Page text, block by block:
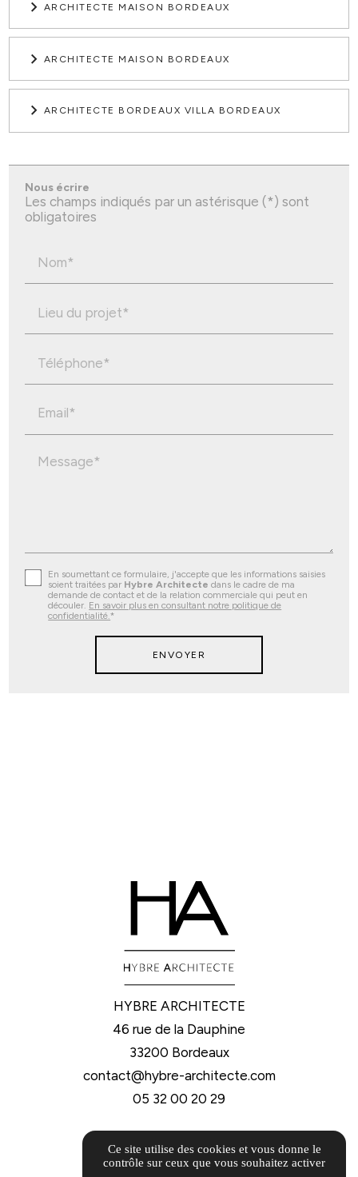
ARCHITECTE MAISON BORDEAUX
ARCHITECTE MAISON BORDEAUX
ARCHITECTE BORDEAUX VILLA BORDEAUX
Nous écrire
Les champs indiqués par un astérisque (*) sont
obligatoires
Nom*
Lieu du projet*
Téléphone*
Email*
Message*
En soumettant ce formulaire, j'accepte que les informations saisies
soient traitées par Hybre Architecte dans le cadre de ma
demande de contact et de la relation commerciale qui peut en
découler. En savoir plus en consultant notre politique de
confidentialité.*
HYBRE ARCHITECTE
46 rue de la Dauphine
33200 Bordeaux
contact@hybre-architecte.com
05 32 00 20 29
Guide Local
Ce site utilise des cookies et vous donne le
contrôle sur ceux que vous souhaitez activer